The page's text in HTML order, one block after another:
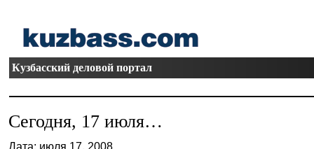
Кузбасский деловой портал
Сегодня, 17 июля…
Дата: июля 17, 2008